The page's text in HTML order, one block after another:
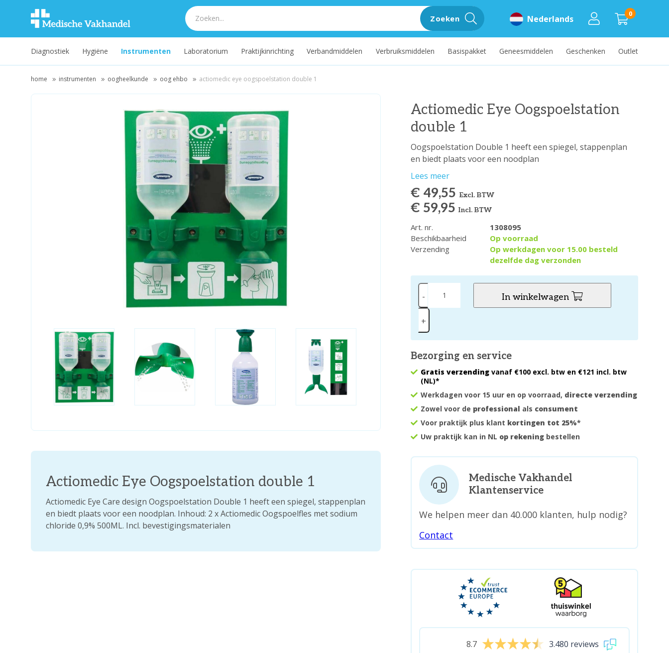
0
Nederlands
Zoeken
Diagnostiek Hygiëne Instrumenten Laboratorium Praktijkinrichting Verbandmiddelen Verbruiksmiddelen Basispakket Geneesmiddelen Geschenken Outlet
home instrumenten oogheelkunde oog ehbo actiomedic eye oogspoelstation double 1
Actiomedic Eye Oogspoelstation
double 1
Oogspoelstation Double 1 heeft een spiegel, stappenplan
en biedt plaats voor een noodplan
Lees meer
€ 49,55 Excl. BTW
€ 59,95Incl. BTW
Art. nr.
1308095
Beschikbaarheid
Op voorraad
Verzending
Op werkdagen voor 15.00 besteld
dezelfde dag verzonden
-
+
In winkelwagen
Bezorging en service
Gratis verzending vanaf €100 excl. btw en €121 incl. btw
(NL)*
Werkdagen voor 15 uur en op voorraad, directe verzending
Zowel voor de professional als consument
Voor praktijk plus klant kortingen tot 25%*
Uw praktijk kan in NL op rekening bestellen
Actiomedic Eye Oogspoelstation double 1
Actiomedic Eye Care design Oogspoelstation Double 1 heeft een spiegel, stappenplan
en biedt plaats voor een noodplan. Inhoud: 2 x Actiomedic Oogspoelfles met sodium
chloride 0,9% 500ML. Incl. bevestigingsmaterialen
Medische Vakhandel
Klantenservice
We helpen meer dan 40.000 klanten, hulp nodig?
Contact
8.7 3.480 reviews